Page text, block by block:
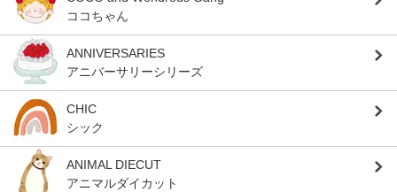
ココちゃん
ANNIVERSARIES
アニバーサリーシリーズ
CHIC
シック
ANIMAL DIECUT
アニマルダイカット